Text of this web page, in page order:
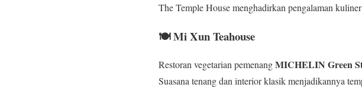
The Temple House menghadirkan pengalaman
🍽️ Mi Xun Teahouse
Restoran vegetarian pemenangMICHELIN Green
Suasana tenang dan interior klasik menjadikannya